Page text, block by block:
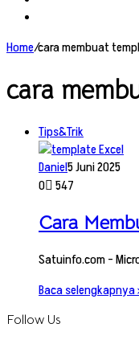
Home/cara membuat
cara
Tips&Trik
Daniel5 Juni 2025
0 547
Cara
Satuinfo.com –
Baca selengkapnya
Follow Us